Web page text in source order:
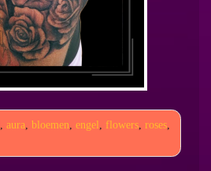
aura bloemen engel flowers, roses,